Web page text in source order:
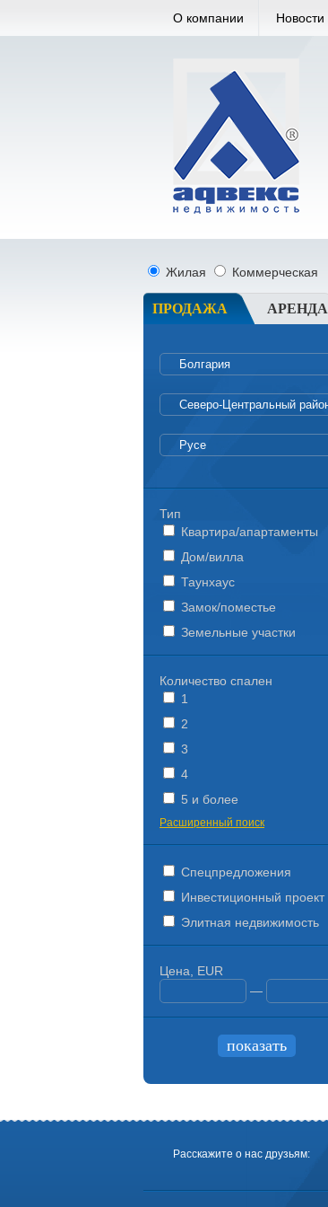
О компании Новости
Жилая Коммерческая
ПРОДАЖА АРЕНДА
Тип
Квартира/апартаменты
Дом/вилла
Таунхаус
Замок/поместье
Земельные участки
Количество спален
1
2
3
4
5 и более
Расширенный поиск
Спецпредложения
Инвестиционный проект
Элитная недвижимость
Цена, EUR
—
Расскажите о нас друзьям: